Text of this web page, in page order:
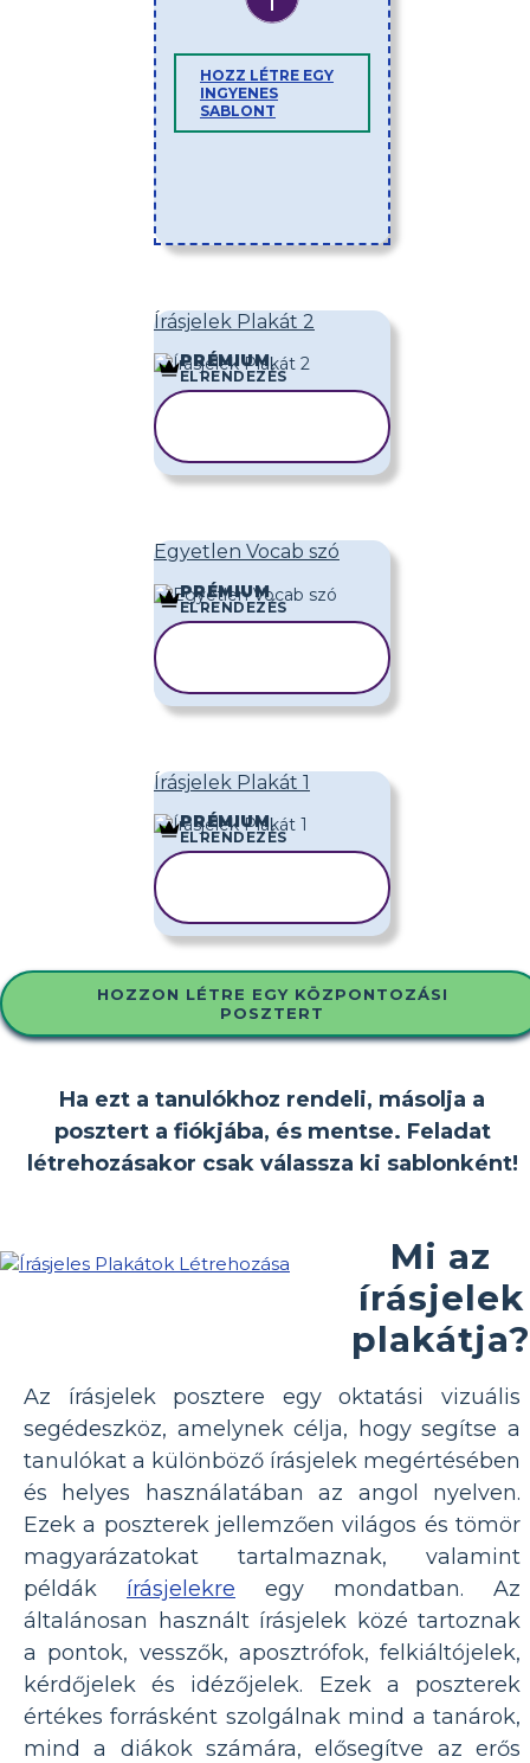
HOZZ LÉTRE EGY
INGYENES
SABLONT
Írásjelek Plakát 2
PRÉMIUM
ELRENDEZÉS
Egyetlen Vocab szó
PRÉMIUM
ELRENDEZÉS
Írásjelek Plakát 1
PRÉMIUM
ELRENDEZÉS
HOZZON LÉTRE EGY KÖZPONTOZÁSI
POSZTERT
Ha ezt a tanulókhoz rendeli, másolja a
posztert a fiókjába, és mentse. Feladat
létrehozásakor csak válassza ki sablonként!
Mi az
írásjelek
plakátja?
Az írásjelek posztere egy oktatási vizuális
segédeszköz, amelynek célja, hogy segítse a
tanulókat a különböző írásjelek megértésében
és helyes használatában az angol nyelven.
Ezek a poszterek jellemzően világos és tömör
magyarázatokat tartalmaznak, valamint
példák írásjelekre egy mondatban. Az
általánosan használt írásjelek közé tartoznak
a pontok, vesszők, aposztrófok, felkiáltójelek,
kérdőjelek és idézőjelek. Ezek a poszterek
értékes forrásként szolgálnak mind a tanárok,
mind a diákok számára, elősegítve az erős